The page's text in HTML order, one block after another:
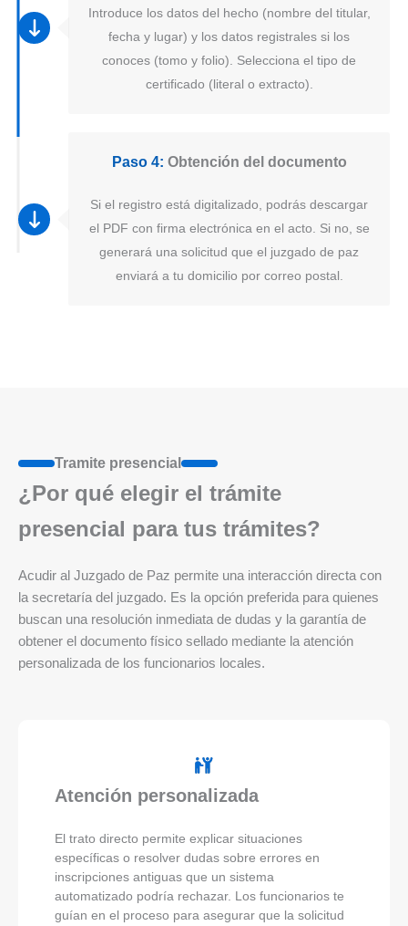
Introduce los datos del hecho (nombre del titular,
fecha y lugar) y los datos registrales si los
conoces (tomo y folio). Selecciona el tipo de
certificado (literal o extracto).
Paso 4: Obtención del documento
Si el registro está digitalizado, podrás descargar
el PDF con firma electrónica en el acto. Si no, se
generará una solicitud que el juzgado de paz
enviará a tu domicilio por correo postal.
Tramite presencial
¿Por qué elegir el trámite
presencial para tus trámites?
Acudir al Juzgado de Paz permite una interacción directa con
la secretaría del juzgado. Es la opción preferida para quienes
buscan una resolución inmediata de dudas y la garantía de
obtener el documento físico sellado mediante la atención
personalizada de los funcionarios locales.
Atención personalizada
El trato directo permite explicar situaciones
específicas o resolver dudas sobre errores en
inscripciones antiguas que un sistema
automatizado podría rechazar. Los funcionarios te
guían en el proceso para asegurar que la solicitud